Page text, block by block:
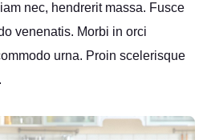
nec, hendrerit massa. Fusce
venenatis. Morbi in orci
urna. Proin scelerisque